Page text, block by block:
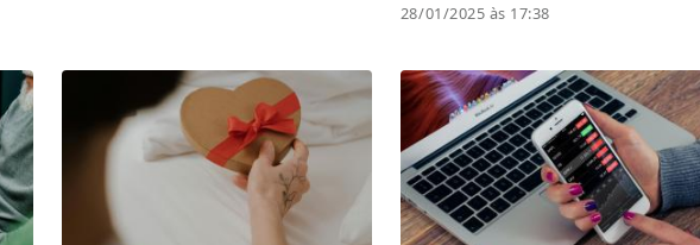
28/01/2025 às 17:38